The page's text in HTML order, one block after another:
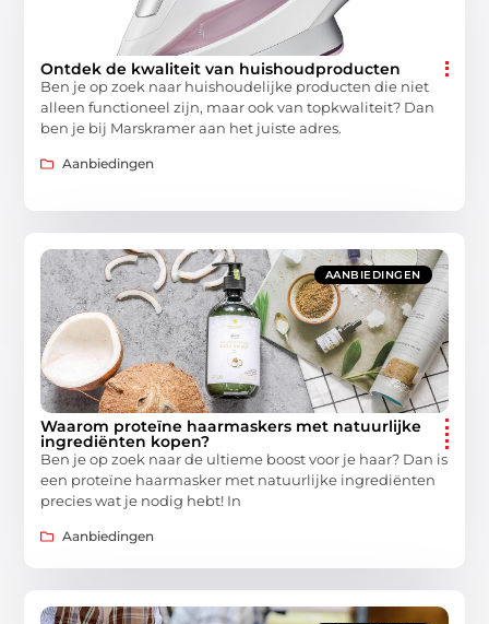
Ontdek de kwaliteit van huishoudproducten
Ben je op zoek naar huishoudelijke producten die niet
alleen functioneel zijn, maar ook van topkwaliteit? Dan
ben je bij Marskramer aan het juiste adres.
Aanbiedingen
AANBIEDINGEN
Waarom proteïne haarmaskers met natuurlijke
ingrediënten kopen?
Ben je op zoek naar de ultieme boost voor je haar? Dan is
een proteïne haarmasker met natuurlijke ingrediënten
precies wat je nodig hebt! In
Aanbiedingen